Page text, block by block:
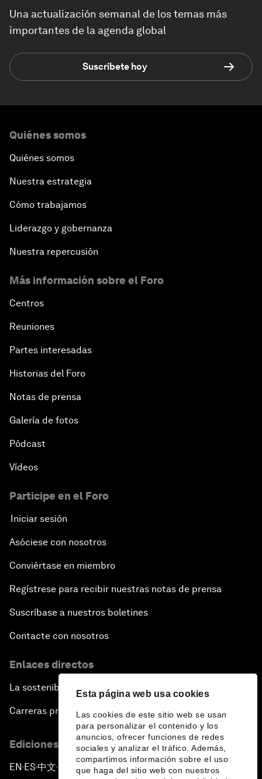
Esta página web usa cookies
Las cookies de este sitio web se usan
para personalizar el contenido y los
anuncios, ofrecer funciones de redes
sociales y analizar el tráfico. Además,
compartimos información sobre el uso
que haga del sitio web con nuestros
Una actualización semanal de los temas más
importantes de la agenda global
Suscríbete hoy
Quiénes somos
Quiénes somos
Nuestra estrategia
Cómo trabajamos
Liderazgo y gobernanza
Nuestra repercusión
Más información sobre el Foro
Centros
Reuniones
Partes interesadas
Historias del Foro
Notas de prensa
Galería de fotos
Pódcast
Vídeos
Participe en el Foro
Iniciar sesión
Asóciese con nosotros
Conviértase en miembro
Regístrese para recibir nuestras notas de prensa
Suscríbase a nuestros boletines
Contacte con nosotros
Enlaces directos
La sostenibilidad en el Foro
Carreras profesionales
Ediciones en otros idiomas
EN ▪ES▪中文▪ 日本語